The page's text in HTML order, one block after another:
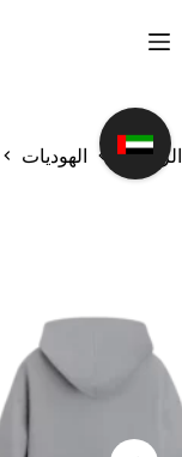
إلى
المحتوى
الرئيسية الهوديات